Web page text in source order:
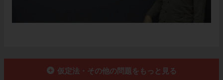
仮定法・その他の問題をもっと見る